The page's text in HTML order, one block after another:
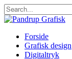
Forside
Grafisk design
Digitaltryk